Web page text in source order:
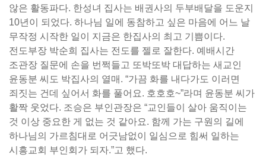
않은 활동파다. 한성녀 집사는 배권사의 두부배달을 도운지
10년이 되었다. 하나님 일에 동참하고 싶은 마음에 어느 날
무작정 시작한 일이 지금은 한집사의 최고 기쁨이다.
전도부장 박순희 집사는 전도를 젤로 잘한다. 예배시간
조관장 질문에 손을 번쩍들고 또박또박 대답하는 새교인
윤동분 씨도 박집사의 열매. “가끔 화를 내다가도 이러면
죄짓는 건데 싶어서 화를 풀어요. 호호호~”라며 윤동분 씨가
활짝 웃었다. 조승은 부인관장은 “교인들이 살아 움직이는
것 이상 중요한 게 없는 것 같아요. 함께 가는 구원의 길에
하나님의 가르침대로 어긋남없이 일심으로 힘써 일하는
시흥교회 부인회가 되자.”고 했다.